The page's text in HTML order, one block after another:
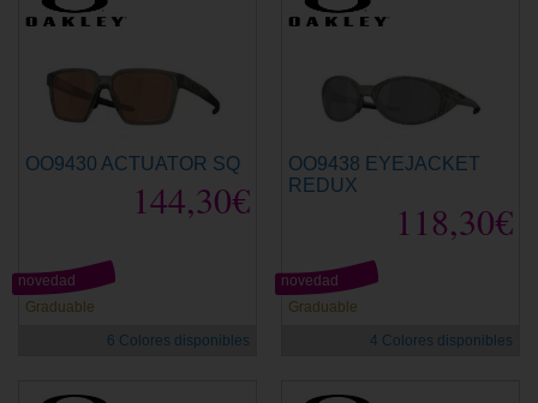
OO9430 ACTUATOR SQ
144,30€
Graduable
novedad
6 Colores disponibles
OO9438 EYEJACKET
REDUX
118,30€
Graduable
novedad
4 Colores disponibles